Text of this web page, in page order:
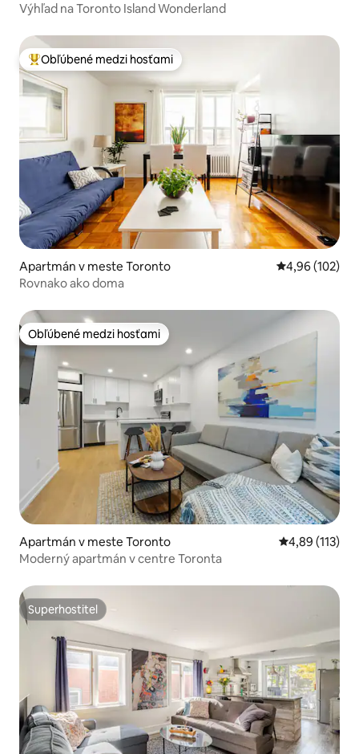
Výhľad na Toronto Island Wonderland
Najobľúbenejšie medzi hosťami
Obľúbené medzi hosťami
Apartmán v meste Toronto Priemerné
4,96 (102)
Rovnako ako doma
Obľúbené medzi hosťami
Obľúbené medzi hosťami
Apartmán v meste Toronto Priemerné
4,89 (113)
Moderný apartmán v centre Toronta
Superhostiteľ
Superhostiteľ